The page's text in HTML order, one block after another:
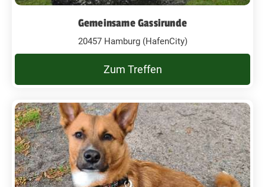
Gemeinsame Gassirunde
20457 Hamburg (HafenCity)
Zum Treffen